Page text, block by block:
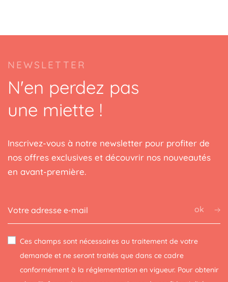
NEWSLETTER
N'en perdez pas
une miette !
Inscrivez-vous à notre newsletter pour profiter de
nos offres exclusives et découvrir nos nouveautés
en avant-première.
ok
Ces champs sont nécessaires au traitement de votre
demande et ne seront traités que dans ce cadre
conformément à la réglementation en vigueur. Pour obtenir